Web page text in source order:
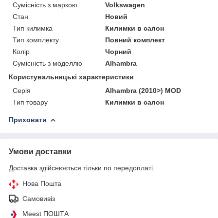
Сумісність з маркою
Volkswagen
Стан
Новий
Тип килимка
Килимки в салон
Тип комплекту
Повний комплект
Колір
Чорний
Сумісність з моделлю
Alhambra
Користувальницькі характеристики
Серія
Alhambra (2010>) MOD
Тип товару
Килимки в салон
Приховати
Умови доставки
Доставка здійснюється тільки по передоплаті.
Нова Пошта
Самовивіз
Meest ПОШТА